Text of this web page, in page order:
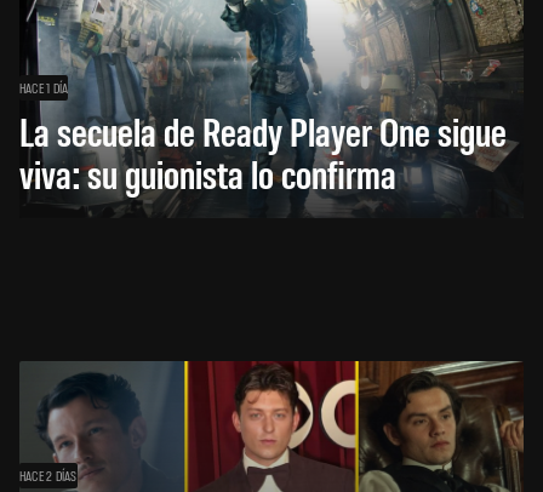
HACE 1 DÍA
La secuela de Ready Player One sigue
viva: su guionista lo confirma
HACE 2 DÍAS